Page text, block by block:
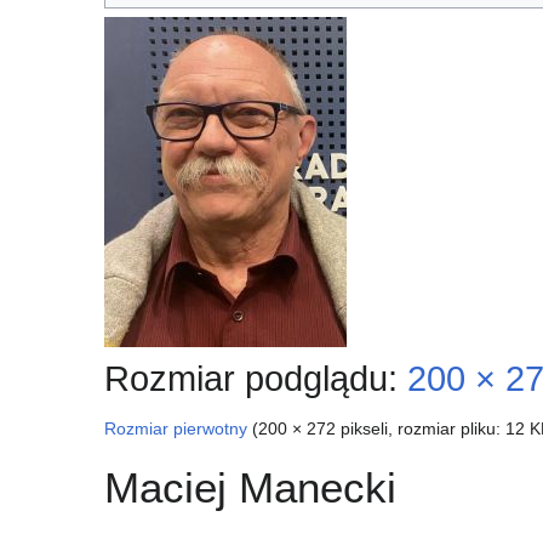
Rozmiar podglądu: 200 ×
Rozmiar pierwotny (200 × 272 pikseli, rozmiar pliku: 12
Maciej Manecki